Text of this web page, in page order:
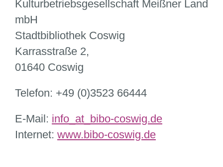
Kulturbetriebsgesellschaft Meißner Land
mbH
Stadtbibliothek Coswig
Karrasstraße 2,
01640 Coswig
Telefon: +49 (0)3523 66444
E-Mail: info _at_ bibo-coswig.de
Internet: www.bibo-coswig.de